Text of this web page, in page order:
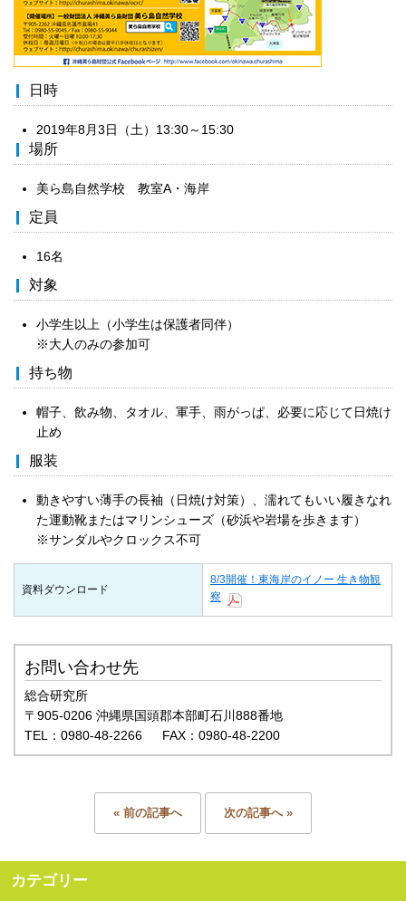
日時
2019年8月3日（土）13:30～15:30
場所
美ら島自然学校 教室A・海岸
定員
16名
対象
小学生以上（小学生は保護者同伴）
※大人のみの参加可
持ち物
帽子、飲み物、タオル、軍手、雨がっぱ、必要に応じて日焼け
止め
服装
動きやすい薄手の長袖（日焼け対策）、濡れてもいい履きなれ
た運動靴またはマリンシューズ（砂浜や岩場を歩きます）
※サンダルやクロックス不可
資料ダウンロード
8/3開催！東海岸のイノー 生き物観
察
お問い合わせ先
総合研究所
〒905-0206 沖縄県国頭郡本部町石川888番地
TEL：0980-48-2266 FAX：0980-48-2200
« 前の記事へ 次の記事へ »
カテゴリー